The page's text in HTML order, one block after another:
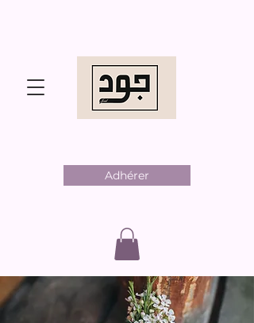
Adhérer